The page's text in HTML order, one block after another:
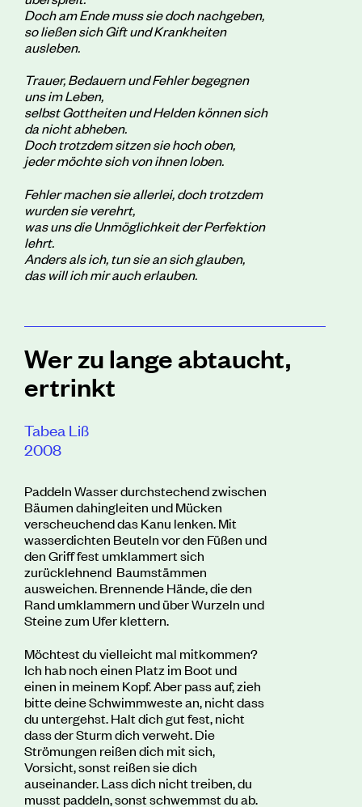
Doch am Ende muss sie doch nachgeben,
so ließen sich Gift und Krankheiten
ausleben.
Trauer, Bedauern und Fehler begegnen
uns im Leben,
selbst Gottheiten und Helden können sich
da nicht abheben.
Doch trotzdem sitzen sie hoch oben,
jeder möchte sich von ihnen loben.
Fehler machen sie allerlei, doch trotzdem
wurden sie verehrt,
was uns die Unmöglichkeit der Perfektion
lehrt.
Anders als ich, tun sie an sich glauben,
das will ich mir auch erlauben.
Wer zu lange abtaucht,
ertrinkt
Tabea Liß
2008
Paddeln Wasser durchstechend zwischen
Bäumen dahingleiten und Mücken
verscheuchend das Kanu lenken. Mit
wasserdichten Beuteln vor den Füßen und
den Griff fest umklammert sich
zurücklehnend Baumstämmen
ausweichen. Brennende Hände, die den
Rand umklammern und über Wurzeln und
Steine zum Ufer klettern.
Möchtest du vielleicht mal mitkommen?
Ich hab noch einen Platz im Boot und
einen in meinem Kopf. Aber pass auf, zieh
bitte deine Schwimmweste an, nicht dass
du untergehst. Halt dich gut fest, nicht
dass der Sturm dich verweht. Die
Strömungen reißen dich mit sich,
Vorsicht, sonst reißen sie dich
auseinander. Lass dich nicht treiben, du
musst paddeln, sonst schwemmst du ab.